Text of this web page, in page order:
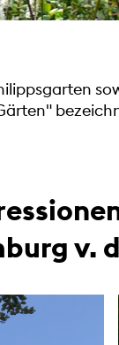
v.